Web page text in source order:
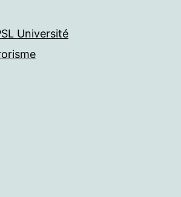
Université